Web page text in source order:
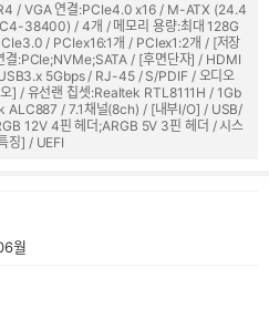
/ VGA 연결:PCIe4.0 x16 / M-ATX (24.4
38400) / 4개 / 메모리 용량:최대 128G
/ PCIex16:1개 / PCIex1:2개 / [저장
:PCIe;NVMe;SATA / [후면단자] / HDMI
5Gbps / RJ-45 / S/PDIF / 오디오
] / 유선랜 칩셋:Realtek RTL8111H / 1Gb
ALC887 / 7.1채널(8ch) / [내부I/O] / USB/
12V 4핀 헤더;ARGB 5V 3핀 헤더 / 시스
징] / UEFI
월